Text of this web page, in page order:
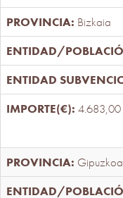
Bizkaia
4.683,00
Gipuzkoa